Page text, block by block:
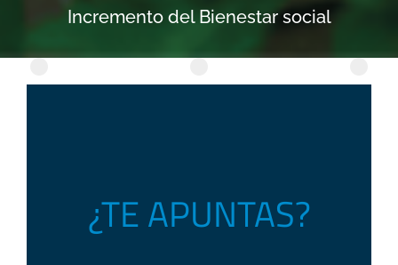
Incremento del Bienestar social
¿TE APUNTAS?